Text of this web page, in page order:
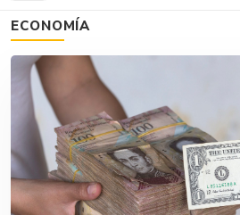
ECONOMÍA